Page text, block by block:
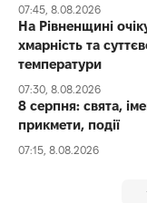
07:45, 8.08.2026
На Рівненщині
хмарність та
температури
07:30, 8.08.2026
8 серпня: свята,
прикмети, події
07:15, 8.08.2026